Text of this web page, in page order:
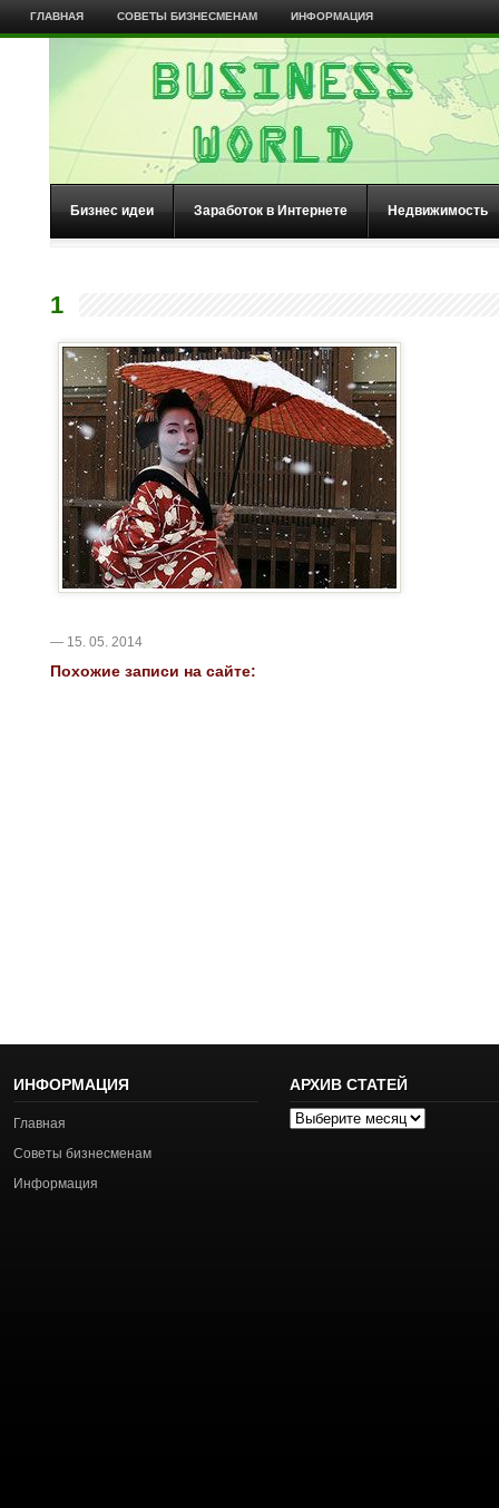
ГЛАВНАЯ СОВЕТЫ БИЗНЕСМЕНАМ ИНФОРМАЦИЯ
Бизнес идеи Заработок в Интернете Недвижимость
1
— 15. 05. 2014
Похожие записи на сайте:
ИНФОРМАЦИЯ
Главная
Советы бизнесменам
Информация
АРХИВ СТАТЕЙ
Архив